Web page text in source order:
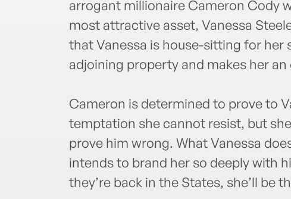
arrogant millionaire Cameron Cody
most attractive asset, Vanessa
that Vanessa is house-sitting for her
adjoining property and makes her an
Cameron is determined to prove to
temptation she cannot resist, but
prove him wrong. What Vanessa
intends to brand her so deeply with
they’re back in the States, she’ll be